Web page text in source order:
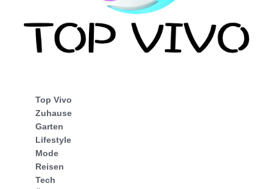
Top Vivo
Zuhause
Garten
Lifestyle
Mode
Reisen
Tech